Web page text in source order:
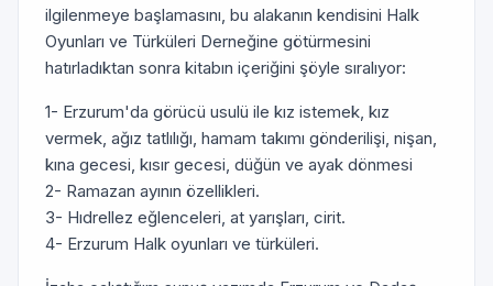
ilgilenmeye başlamasını, bu alakanın kendisini Halk
Oyunları ve Türküleri Derneğine götürmesini
hatırladıktan sonra kitabın içeriğini şöyle sıralıyor:
1- Erzurum'da görücü usulü ile kız istemek, kız
vermek, ağız tatlılığı, hamam takımı gönderilişi, nişan,
kına gecesi, kısır gecesi, düğün ve ayak dönmesi
2- Ramazan ayının özellikleri.
3- Hıdrellez eğlenceleri, at yarışları, cirit.
4- Erzurum Halk oyunları ve türküleri.